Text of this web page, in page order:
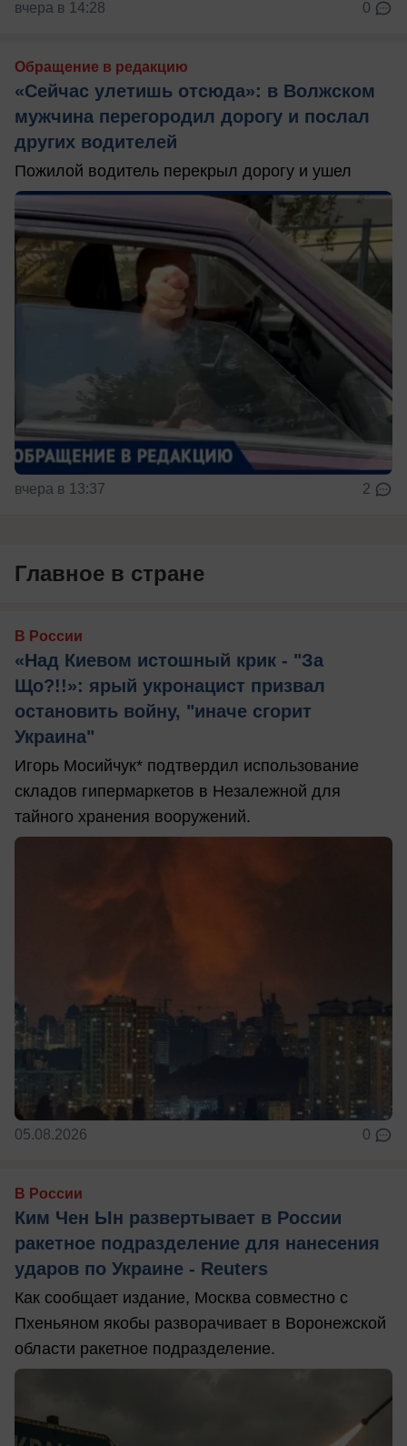
вчера в 14:28 0
Обращение в редакцию
«Сейчас улетишь отсюда»: в Волжском
мужчина перегородил дорогу и послал
других водителей
Пожилой водитель перекрыл дорогу и ушел
вчера в 13:37 2
Главное в стране
В России
«Над Киевом истошный крик - "За
Що?!!»: ярый укронацист призвал
остановить войну, "иначе сгорит
Украина"
Игорь Мосийчук* подтвердил использование
складов гипермаркетов в Незалежной для
тайного хранения вооружений.
05.08.2026 0
В России
Ким Чен Ын развертывает в России
ракетное подразделение для нанесения
ударов по Украине - Reuters
Как сообщает издание, Москва совместно с
Пхеньяном якобы разворачивает в Воронежской
области ракетное подразделение.